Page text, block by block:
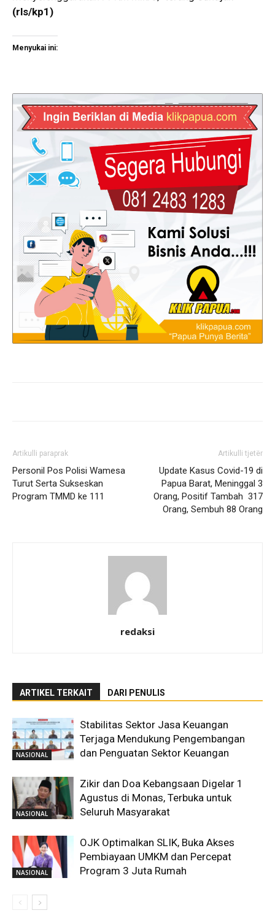
(rls/kp1)
Menyukai ini:
Artikulli paraprak
Personil Pos Polisi Wamesa
Turut Serta Sukseskan
Program TMMD ke 111
Artikulli tjetër
Update Kasus Covid-19 di
Papua Barat, Meninggal 3
Orang, Positif Tambah 317
Orang, Sembuh 88 Orang
redaksi
ARTIKEL TERKAIT DARI PENULIS
NASIONAL
Stabilitas Sektor Jasa Keuangan
Terjaga Mendukung Pengembangan
dan Penguatan Sektor Keuangan
NASIONAL
Zikir dan Doa Kebangsaan Digelar 1
Agustus di Monas, Terbuka untuk
Seluruh Masyarakat
NASIONAL
OJK Optimalkan SLIK, Buka Akses
Pembiayaan UMKM dan Percepat
Program 3 Juta Rumah